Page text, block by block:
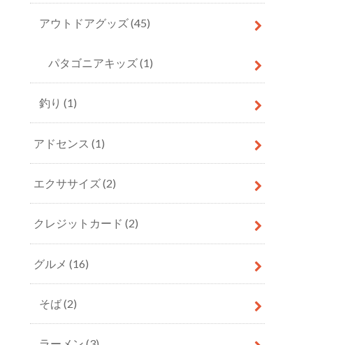
アウトドアグッズ(45)
パタゴニアキッズ(1)
釣り (1)
アドセンス (1)
エクササイズ(2)
クレジットカード (2)
グルメ (16)
そば(2)